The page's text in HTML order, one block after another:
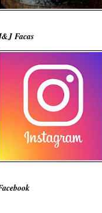
Facas